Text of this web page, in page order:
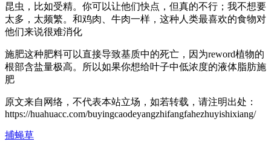
昆虫，比如受精。你可以让他们快点，但真的不行；我不想要
太多，太频繁。和鸡肉、牛肉一样，这种人类最喜欢的食物对
他们来说很难消化
施肥这种肥料可以直接导致基质中的死亡，因为reword植物的
根部含盐量极高。所以如果你想给叶子中低浓度的液体脂肪施
肥
原文来自网络，不代表本站立场，如若转载，请注明出处：
https://huahuacc.com/buyingcaodeyangzhifangfahezhuyishixiang/
捕蝇草